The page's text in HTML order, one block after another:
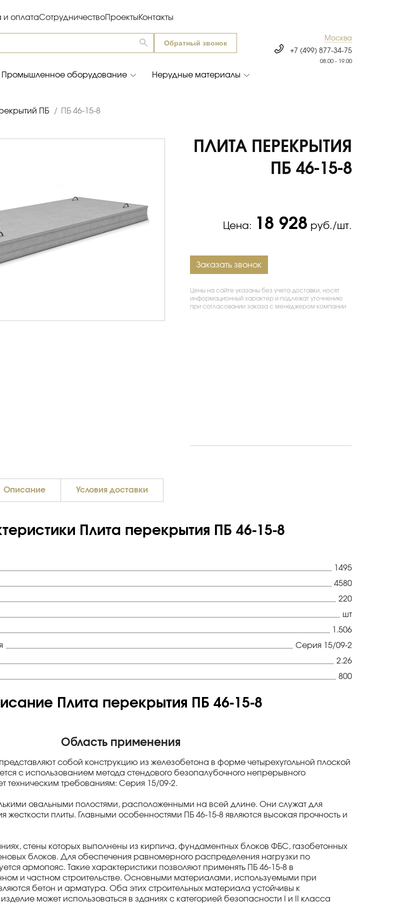
и оплатаСотрудничествоПроектыКонтакты
Обратный звонок
Москва
+7 (499) 877-34-75
08.00 - 19.00
Промышленное оборудование Нерудные материалы
ПБ / ПБ 46-15-8
ПЛИТА ПЕРЕКРЫТИЯ
ПБ 46-15-8
Цена: 18 928 руб./шт.
Заказать звонок
Цены на сайте указаны без учета доставки, носят
информационный характер и подлежат уточнению
при согласовании заказа с менеджером компании
Описание Условия доставки
Плита перекрытия ПБ 46-15-8
1495
4580
220
шт
1.506
Серия 15/09-2
2.26
800
Плита перекрытия ПБ 46-15-8
Область применения
собой конструкцию из железобетона в форме четырехугольной плоской
с использованием метода стендового безопалубочного непрерывного
техническим требованиям: Серия 15/09-2.
овальными полостями, расположенными на всей длине. Они служат для
жесткости плиты. Главными особенностями ПБ 46-15-8 являются высокая прочность и
стены которых выполнены из кирпича, фундаментных блоков ФБС, газобетонных
блоков. Для обеспечения равномерного распределения нагрузки по
армопояс. Такие характеристики позволяют применять ПБ 46-15-8 в
и частном строительстве. Основными материалами, используемыми при
бетон и арматура. Оба этих строительных материала устойчивы к
может использоваться в зданиях с категорией безопасности I и II класса